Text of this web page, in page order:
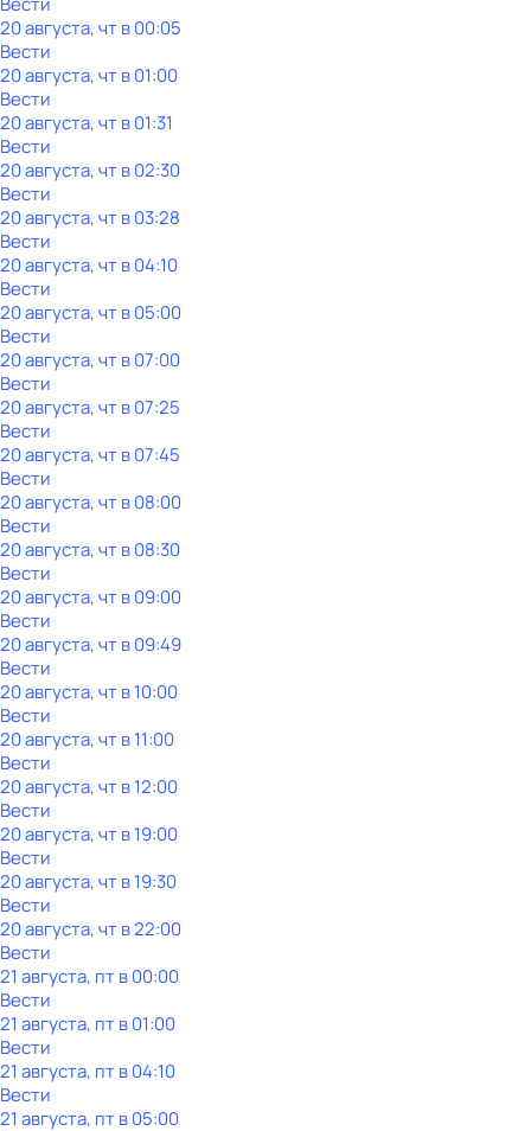
20 августа, чт в 00:05
Вести
20 августа, чт в 01:00
Вести
20 августа, чт в 01:31
Вести
20 августа, чт в 02:30
Вести
20 августа, чт в 03:28
Вести
20 августа, чт в 04:10
Вести
20 августа, чт в 05:00
Вести
20 августа, чт в 07:00
Вести
20 августа, чт в 07:25
Вести
20 августа, чт в 07:45
Вести
20 августа, чт в 08:00
Вести
20 августа, чт в 08:30
Вести
20 августа, чт в 09:00
Вести
20 августа, чт в 09:49
Вести
20 августа, чт в 10:00
Вести
20 августа, чт в 11:00
Вести
20 августа, чт в 12:00
Вести
20 августа, чт в 19:00
Вести
20 августа, чт в 19:30
Вести
20 августа, чт в 22:00
Вести
21 августа, пт в 00:00
Вести
21 августа, пт в 01:00
Вести
21 августа, пт в 04:10
Вести
21 августа, пт в 05:00